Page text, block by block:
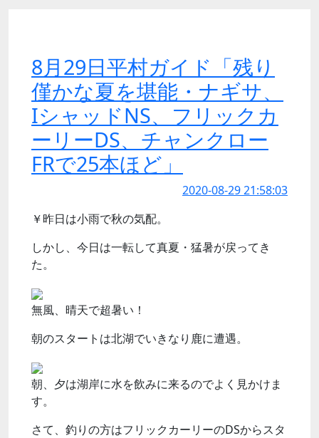
8月29日平村ガイド「残り
僅かな夏を堪能・ナギサ、
IシャッドNS、フリックカ
ーリーDS、チャンクロー
FRで25本ほど」
2020-08-29 21:58:03
￥昨日は小雨で秋の気配。
しかし、今日は一転して真夏・猛暑が戻ってき
た。
無風、晴天で超暑い！
朝のスタートは北湖でいきなり鹿に遭遇。
朝、夕は湖岸に水を飲みに来るのでよく見かけま
す。
さて、釣りの方はフリックカーリーのDSからスタ